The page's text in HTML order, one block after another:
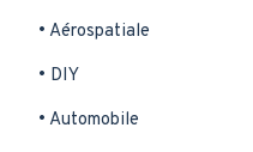
• Aérospatiale
• DIY
• Automobile